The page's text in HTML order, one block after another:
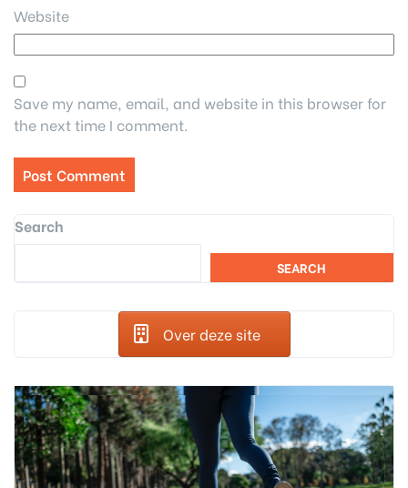
Website
Save my name, email, and website in this browser for
the next time I comment.
Search
SEARCH
Over deze site